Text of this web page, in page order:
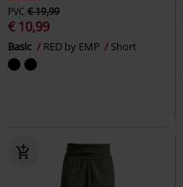
PVC € 19,99
€ 10,99
Basic RED by EMP Short